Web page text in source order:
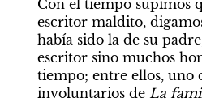
Con el tiempo supimos
escritor maldito,
había sido la de su
escritor sino muchos
tiempo; entre ellos, uno
involuntarios de La